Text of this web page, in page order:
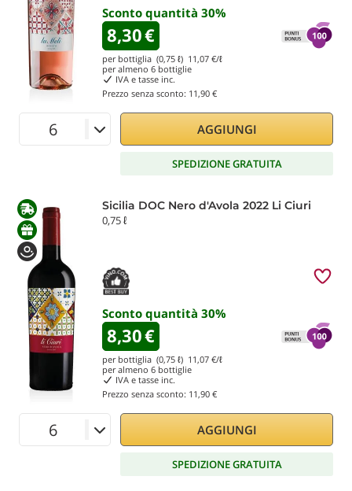
Sconto quantità 30%
8,30€
per bottiglia (0,75 ℓ) 11,07 €/ℓ
per almeno 6 bottiglie
IVA e tasse inc.
Prezzo senza sconto: 11,90 €
AGGIUNGI
SPEDIZIONE GRATUITA
Sicilia DOC Nero d'Avola 2022 Li Ciuri
0,75 ℓ
Sconto quantità 30%
8,30€
per bottiglia (0,75 ℓ) 11,07 €/ℓ
per almeno 6 bottiglie
IVA e tasse inc.
Prezzo senza sconto: 11,90 €
AGGIUNGI
SPEDIZIONE GRATUITA